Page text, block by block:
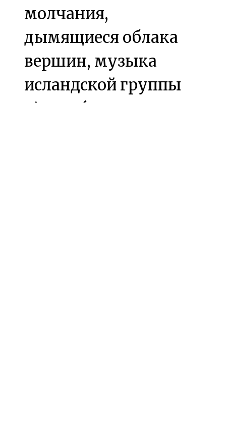
молчания,
дымящиеся облака
вершин, музыка
исландской группы
Sigur Rós -